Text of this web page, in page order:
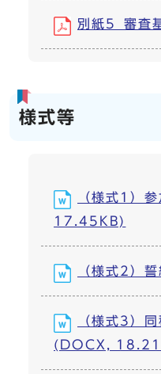
別紙5_審
様式等
（様式1）
17.45KB)
（様式2）
（様式3）
(DOCX,